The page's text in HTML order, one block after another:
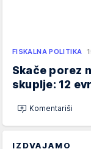
FISKALNA POLITIKA
Skače porez
skuplje: 12
Komentariši
IZDVAJAMO